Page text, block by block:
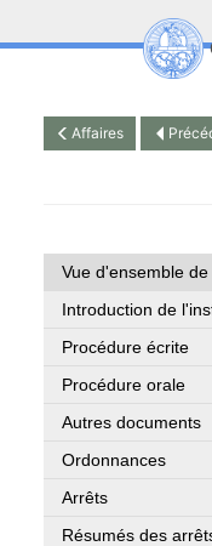
Affaires
Vue d'ensemble
Introduction de
Procédure écrite
Procédure orale
Autres documents
Ordonnances
Arrêts
Résumés des
Top Menu
Recherche sur le